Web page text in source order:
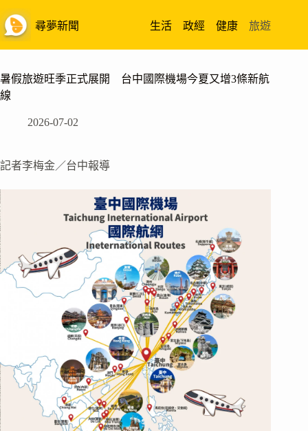
至
主
內
容
尋夢新聞 生活 政經 健康 旅遊
暑假旅遊旺季正式展開 台中國際機場今夏又增3條新航
線
2026-07-02
記者李梅金／台中報導